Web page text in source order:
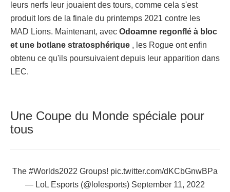
leurs nerfs leur jouaient des tours, comme cela s'est
produit lors de la finale du printemps 2021 contre les
MAD Lions. Maintenant, avec Odoamne regonflé à bloc
et une botlane stratosphérique , les Rogue ont enfin
obtenu ce qu'ils poursuivaient depuis leur apparition dans
LEC.
Une Coupe du Monde spéciale pour
tous
The #Worlds2022 Groups! pic.twitter.com/dKCbGnwBPa
— LoL Esports (@lolesports) September 11, 2022